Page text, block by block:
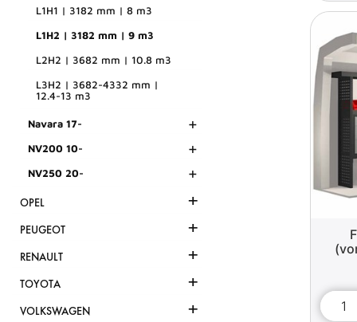
L1H1 | 3182 mm | 8 m3
L1H2 | 3182 mm | 9 m3
L2H2 | 3682 mm | 10.8 m3
L3H2 | 3682-4332 mm |
12.4-13 m3
Navara 17- +
NV200 10- +
NV250 20- +
OPEL +
PEUGEOT +
RENAULT +
TOYOTA +
VOLKSWAGEN +